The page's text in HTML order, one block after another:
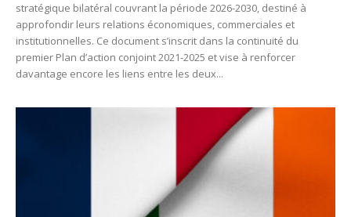
stratégique bilatéral couvrant la période 2026-2030, destiné à
approfondir leurs relations économiques, commerciales et
institutionnelles. Ce document s’inscrit dans la continuité du
premier Plan d’action conjoint 2021-2025 et vise à renforcer
davantage encore les liens entre les deux...